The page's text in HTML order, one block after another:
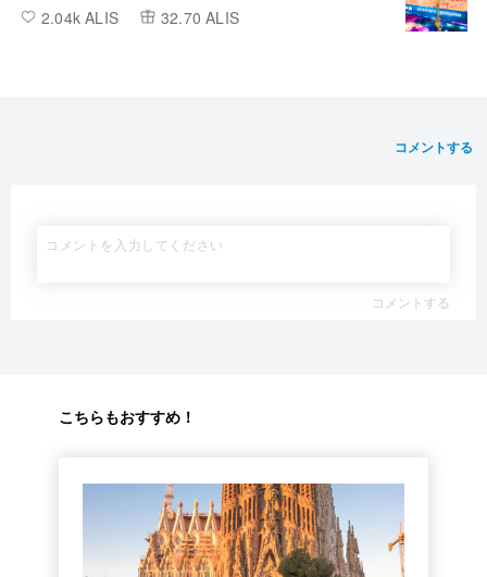
2.04k ALIS 32.70 ALIS
コメントする
コメントする
こちらもおすすめ！